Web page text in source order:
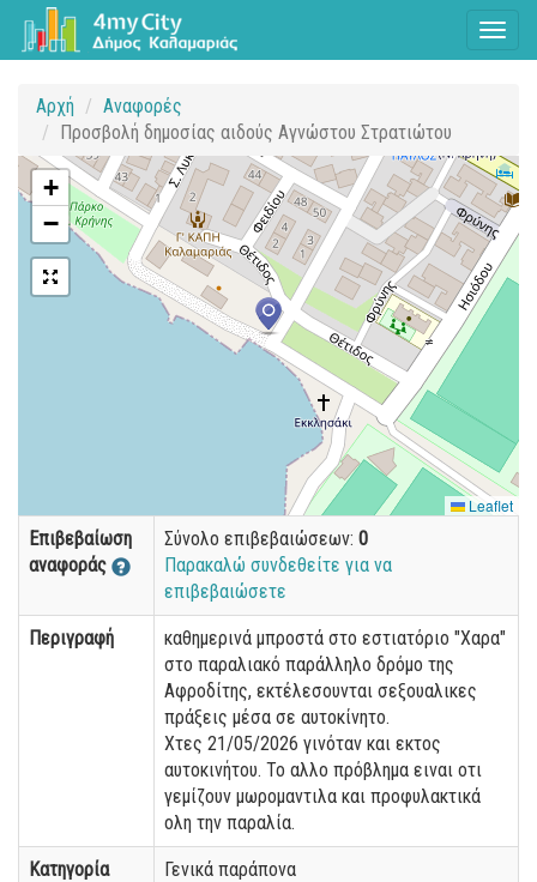
Αρχή
Αναφορές
Προσβολή δημοσίας αιδούς Αγνώστου Στρατιώτου
+
−
Leaflet
Επιβεβαίωση
αναφοράς
Σύνολο επιβεβαιώσεων: 0
Παρακαλώ συνδεθείτε για να
επιβεβαιώσετε
Περιγραφή
καθημερινά μπροστά στο εστιατόριο "Χαρα"
στο παραλιακό παράλληλο δρόμο της
Αφροδίτης, εκτέλεσουνται σεξουαλικες
πράξεις μέσα σε αυτοκίνητο.
Χτες 21/05/2026 γινόταν και εκτος
αυτοκινήτου. Το αλλο πρόβλημα ειναι οτι
γεμίζουν μωρομαντιλα και προφυλακτικά
ολη την παραλία.
Κατηγορία Γενικά παράπονα